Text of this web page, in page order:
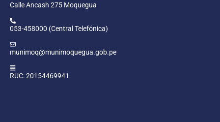
Calle Ancash 275 Moquegua
053-458000 (Central Telefónica)
munimoq@munimoquegua.gob.pe
RUC: 20154469941